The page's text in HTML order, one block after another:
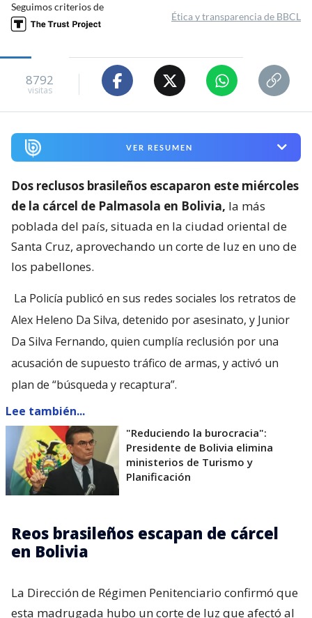
Seguimos criterios de
Ética y transparencia de BBCL
8792
visitas
VER RESUMEN
Dos reclusos brasileños escaparon este miércoles
de la cárcel de Palmasola en Bolivia, la más
poblada del país, situada en la ciudad oriental de
Santa Cruz, aprovechando un corte de luz en uno de
los pabellones.
La Policía publicó en sus redes sociales los retratos de
Alex Heleno Da Silva, detenido por asesinato, y Junior
Da Silva Fernando, quien cumplía reclusión por una
acusación de supuesto tráfico de armas, y activó un
plan de “búsqueda y recaptura”.
Lee también...
"Reduciendo la burocracia":
Presidente de Bolivia elimina
ministerios de Turismo y
Planificación
Reos brasileños escapan de cárcel
en Bolivia
La Dirección de Régimen Penitenciario confirmó que
esta madrugada hubo un corte de luz que afectó al